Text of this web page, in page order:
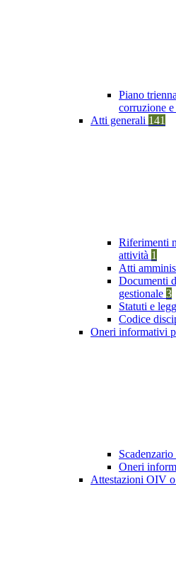
Piano
corruzione
Atti generali 141
Riferimenti
attività 1
Atti
Documenti
gestionale 3
Statuti e
Codice
Oneri informativi
Oneri
Attestazioni OIV o